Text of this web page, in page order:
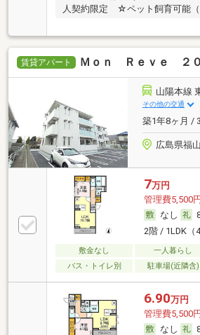
人契約限定 ☆ペット飼育可能（
賃貸アパート Ｍｏｎ Ｒｅｖｅ ２０
山陽本線
その他の交通
築1年8ヶ月 /
広島県福
7万円
管理費5,500
なし
2階 / 1LDK（
敷金なし 一人暮らし
バス・トイレ別
駐車場(近隣含)
6.90万円
管理費5,500円
なし